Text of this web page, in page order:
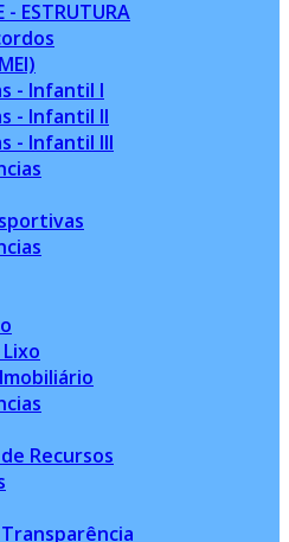
- ESTRUTURA
- Infantil I
- Infantil II
- Infantil III
Recursos